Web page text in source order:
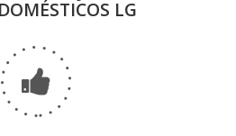
LG